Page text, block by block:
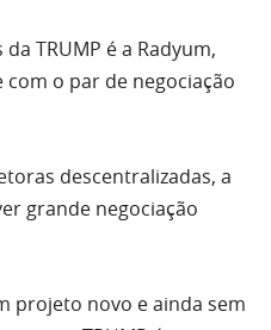
TRUMP é a Radyum,
o par de negociação
descentralizadas, a
grande negociação
projeto novo e ainda sem